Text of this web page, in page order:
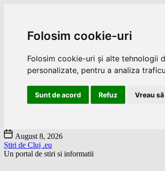
Folosim cookie-uri
Folosim cookie-uri și alte tehnologii
personalizate, pentru a analiza
Sunt de acord Refuz Vreau
Skip
to
the
content
August 8, 2026
Știri de Cluj .eu
Un portal de stiri si informatii